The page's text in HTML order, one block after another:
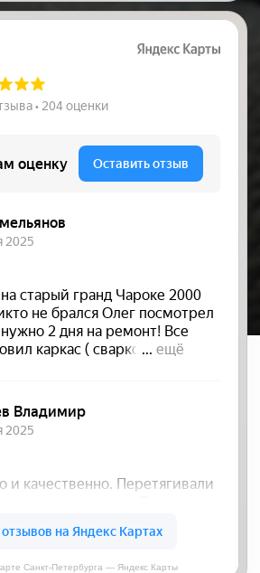
Санкт-Петербурга — Яндекс Карты
Оставить заявку
вы даёте своё согласие